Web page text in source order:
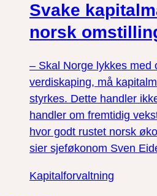
Svake
norsk
– Skal Norge lykkes med
verdiskaping, må
styrkes. Dette handler
handler om fremtidig
hvor godt rustet norsk
sier sjeføkonom Sven
Kapitalforvaltning